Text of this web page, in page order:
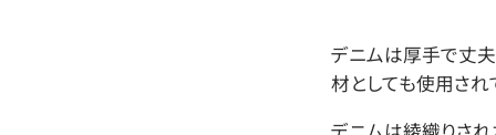
デニムは厚手で丈
材としても使用され